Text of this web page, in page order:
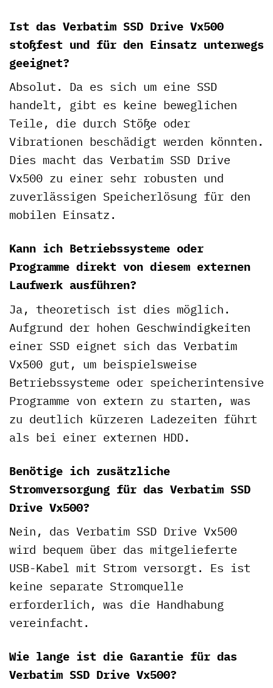
Ist das Verbatim SSD Drive Vx500
stoßfest und für den Einsatz unterwegs
geeignet?
Absolut. Da es sich um eine SSD
handelt, gibt es keine beweglichen
Teile, die durch Stöße oder
Vibrationen beschädigt werden könnten.
Dies macht das Verbatim SSD Drive
Vx500 zu einer sehr robusten und
zuverlässigen Speicherlösung für den
mobilen Einsatz.
Kann ich Betriebssysteme oder
Programme direkt von diesem externen
Laufwerk ausführen?
Ja, theoretisch ist dies möglich.
Aufgrund der hohen Geschwindigkeiten
einer SSD eignet sich das Verbatim
Vx500 gut, um beispielsweise
Betriebssysteme oder speicherintensive
Programme von extern zu starten, was
zu deutlich kürzeren Ladezeiten führt
als bei einer externen HDD.
Benötige ich zusätzliche
Stromversorgung für das Verbatim SSD
Drive Vx500?
Nein, das Verbatim SSD Drive Vx500
wird bequem über das mitgelieferte
USB-Kabel mit Strom versorgt. Es ist
keine separate Stromquelle
erforderlich, was die Handhabung
vereinfacht.
Wie lange ist die Garantie für das
Verbatim SSD Drive Vx500?